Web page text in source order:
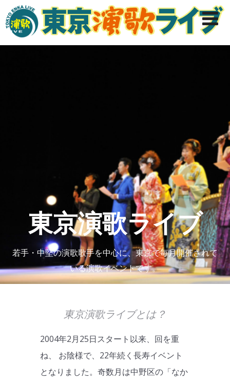
東京演歌ライブ
若手・中堅の演歌歌手を中心に、東京で毎月開催されて
いる演歌イベントです。
東京演歌ライブとは？
2004年2月25日スタート以来、回を重
ね、 お陰様で、22年続く長寿イベント
となりました。奇数月は中野区の「なか